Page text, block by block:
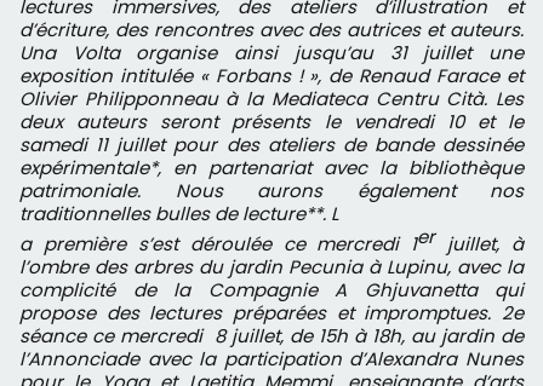
lectures immersives, des ateliers d’illustration et
d’écriture, des rencontres avec des autrices et auteurs.
Una Volta organise ainsi jusqu’au 31 juillet une
exposition intitulée « Forbans ! », de Renaud Farace et
Olivier Philipponneau à la Mediateca Centru Cità. Les
deux auteurs seront présents le vendredi 10 et le
samedi 11 juillet pour des ateliers de bande dessinée
expérimentale*, en partenariat avec la bibliothèque
patrimoniale. Nous aurons également nos
traditionnelles bulles de lecture**. L
a première s’est déroulée ce mercredi 1erjuillet, à
l’ombre des arbres du jardin Pecunia à Lupinu, avec la
complicité de la Compagnie A Ghjuvanetta qui
propose des lectures préparées et impromptues. 2e
séance ce mercredi 8 juillet, de 15h à 18h, au jardin de
l’Annonciade avec la participation d’Alexandra Nunes